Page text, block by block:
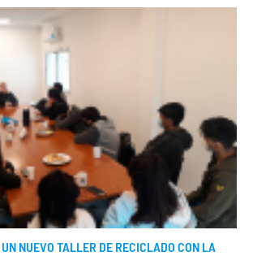
NUEVO TALLER DE RECICLADO CON LA